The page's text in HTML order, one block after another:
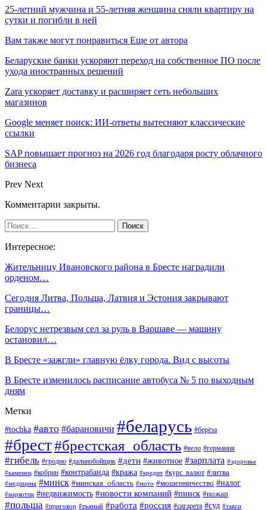
25-летний мужчина и 55-летняя женщина сняли квартиру на
сутки и погибли в ней
Вам также могут понравиться Еще от автора
Беларуские банки ускоряют переход на собственное ПО после
ухода иностранных решений
Zara ускоряет доставку и расширяет сеть небольших
магазинов
Google меняет поиск: ИИ-ответы вытесняют классические
ссылки
SAP повышает прогноз на 2026 год благодаря росту облачного
бизнеса
Prev Next
Комментарии закрыты.
Интересное:
Жительницу Ивановского района в Бресте наградили
орденом…
Сегодня Литва, Польша, Латвия и Эстония закрывают
границы…
Белорус нетрезвым сел за руль в Варшаве — машину
остановил…
В Бресте «зажгли» главную ёлку города. Вид с высоты
В Бресте изменилось расписание автобуса № 5 по выходным
дням
Метки
#tochka #авто #барановичи #беларусь #берёза
#брест#брестская_область #вело #германия
#гибель #гродно #дальнобойщик #дети #животное #зарплата #здоровье
#каменец #кобрин #контрабанда #кража #кредит #курс_валют #литва
#медицина #минск #минская_область #мото #мошенничество #налог
#наркотик #недвижимость #новости компаний #пинск #пожар
#польша #приговор #пьяный #работа #россия #сигарета #суд #такси